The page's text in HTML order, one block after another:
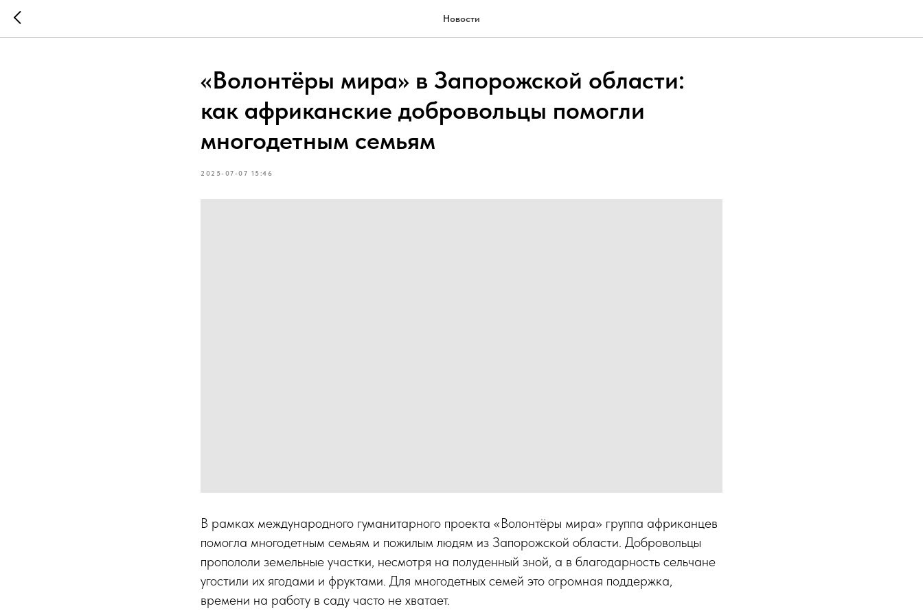
Новости
«Волонтёры мира» в Запорожской области:
как африканские добровольцы помогли
многодетным семьям
2025-07-07 15:46
В рамках международного гуманитарного проекта «Волонтёры мира» группа африканцев
помогла многодетным семьям и пожилым людям из Запорожской области. Добровольцы
пропололи земельные участки, несмотря на полуденный зной, а в благодарность сельчане
угостили их ягодами и фруктами. Для многодетных семей это огромная поддержка,
времени на работу в саду часто не хватает.